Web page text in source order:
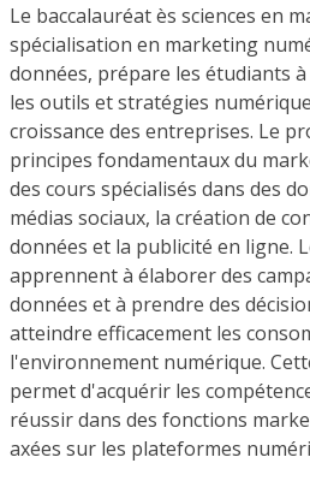
Le baccalauréat ès sciences en
spécialisation en marketing
données, prépare les étudiants
les outils et stratégies
croissance des entreprises. Le
principes fondamentaux du
des cours spécialisés dans des
médias sociaux, la création de
données et la publicité en ligne.
apprennent à élaborer des
données et à prendre des
atteindre efficacement les
l'environnement numérique.
permet d'acquérir les
réussir dans des fonctions
axées sur les plateformes